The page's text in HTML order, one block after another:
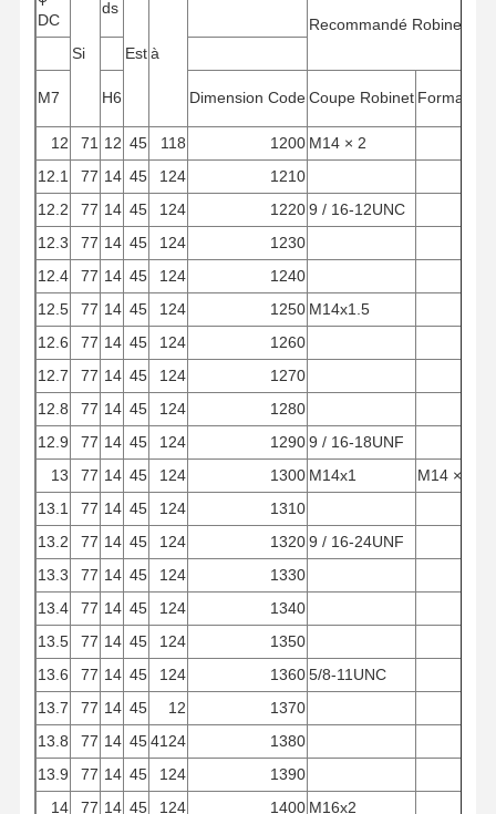
DC
Si
ds
Està
Recommandé Robinet
M7 H6 Dimension CodeCoupe Robinet Formation
12 71 12 45 118 1200 M14 × 2
12.1
77 14 45 124
1210
12.2
77 14 45 124 12209 / 16-12UNC
12.3
77 14 45 124
1230
12.4
77 14 45 124
1240
12.5
77 14 45 124 1250 M14x1.5
12.6
77 14 45 124
1260
12.7
77 14 45 124
1270
12.8
77 14 45 124
1280
12.9
77 14 45 124 12909 / 16-18UNF
13
77 14 45 124 1300 M14x1
M14 × 2
13.1
77 14 45 124
1310
13.2
77 14 45 124 13209 / 16-24UNF
13.3
77 14 45 124
1330
13.4
77 14 45 124
1340
13.5
77 14 45 124
1350
13.6
77 14 45 124 13605/8-11UNC
13.7
77 14 45 12
1370
13.8
77 14 454124
1380
13.9
77 14 45 124
1390
14
77 14 45 124 1400 M16x2